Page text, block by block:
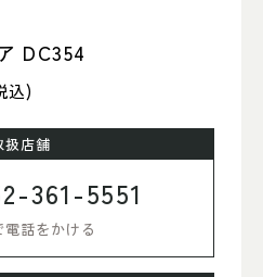
DC354
込)
扱店舗
361-5551
電話をかける